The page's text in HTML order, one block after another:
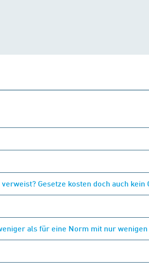
Gesetze kosten doch auch kein
als für eine Norm mit nur wenigen